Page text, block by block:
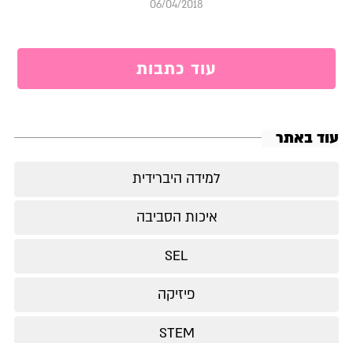
06/04/2018
עוד כתבות
עוד באתר
למידה היברידית
איכות הסביבה
SEL
פיזיקה
STEM